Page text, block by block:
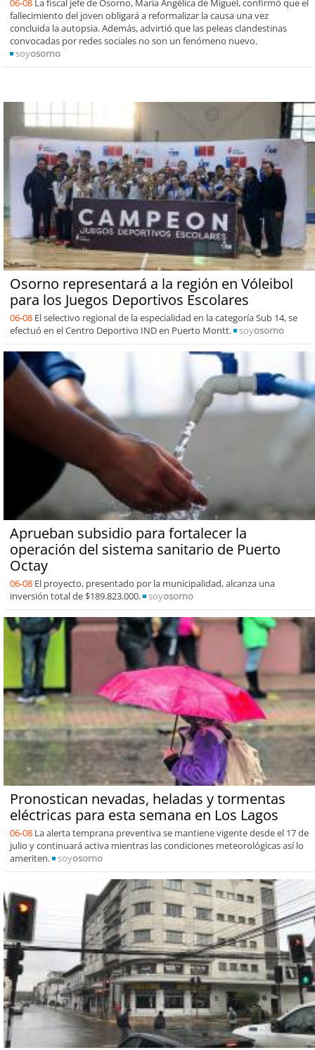
06-08 La fiscal jefe de Osorno, María Angélica de Miguel, confirmó que el
fallecimiento del joven obligará a reformalizar la causa una vez
concluida la autopsia. Además, advirtió que las peleas clandestinas
convocadas por redes sociales no son un fenómeno nuevo.
soyosorno
Osorno representará a la región en Vóleibol
para los Juegos Deportivos Escolares
06-08 El selectivo regional de la especialidad en la categoría Sub 14, se
efectuó en el Centro Deportivo IND en Puerto Montt.
soyosorno
Aprueban subsidio para fortalecer la
operación del sistema sanitario de Puerto
Octay
06-08 El proyecto, presentado por la municipalidad, alcanza una
inversión total de $189.823.000.
soyosorno
Pronostican nevadas, heladas y tormentas
eléctricas para esta semana en Los Lagos
06-08 La alerta temprana preventiva se mantiene vigente desde el 17 de
julio y continuará activa mientras las condiciones meteorológicas así lo
ameriten.
soyosorno